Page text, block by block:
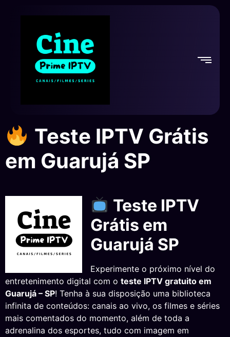
Teste IPTV Grátis
em Guarujá SP
Teste IPTV
Grátis em
Guarujá SP
Experimente o próximo nível do
entretenimento digital com o teste IPTV gratuito em
Guarujá – SP! Tenha à sua disposição uma biblioteca
infinita de conteúdos: canais ao vivo, os filmes e séries
mais comentados do momento, além de toda a
adrenalina dos esportes, tudo com imagem em